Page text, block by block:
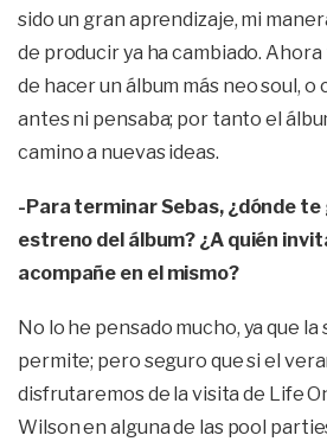
sido un gran aprendizaje, mi
de producir ya ha cambiado.
de hacer un álbum más neo soul,
antes ni pensaba; por tanto el
camino a nuevas ideas.
-Para terminar Sebas, ¿dónde
estreno del álbum? ¿A quién
acompañe en el mismo?
No lo he pensado mucho, ya que
permite; pero seguro que si el
disfrutaremos de la visita de Life
Wilson en alguna de las pool